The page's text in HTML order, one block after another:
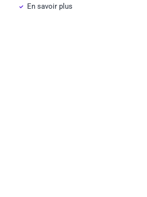
En savoir plus